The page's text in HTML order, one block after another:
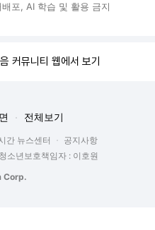
포, AI 학습 및 활용 금지
커뮤니티 웹에서 보기
전체보기
간 뉴스센터
공지사항
청소년보호책임자 : 이호원
Corp.